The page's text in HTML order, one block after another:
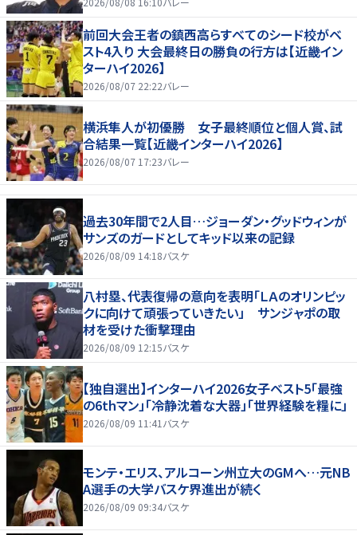
前回大会王者の鎮西高らすべてのシード校がベ
スト4入り 大会最終日の勝負の行方は【近畿イン
ターハイ2026】
2026/08/07 22:22バレー
横浜隼人が初優勝 女子最終順位と個人賞、試
合結果一覧【近畿インターハイ2026】
2026/08/07 17:23バレー
過去30年間で2人目…ジョーダン・グッドウィンが
サンズのガードとしてキッド以来の記録
2026/08/09 14:18バスケ
八村塁、代表復帰の意向を表明「ＬＡのオリンピッ
クに向けて頑張っていきたい」 サンジャポの取
材を受けた衝撃理由
2026/08/09 12:15バスケ
【独自選出】インターハイ2026女子ベスト5「最強
の6thマン」「冷静沈着な大器」「世界経験を糧に」
2026/08/09 11:41 バスケ
モンテ・エリス、アルコーン州立大のGMへ…元NB
A選手の大学バスケ界進出が続く
2026/08/09 09:34バスケ